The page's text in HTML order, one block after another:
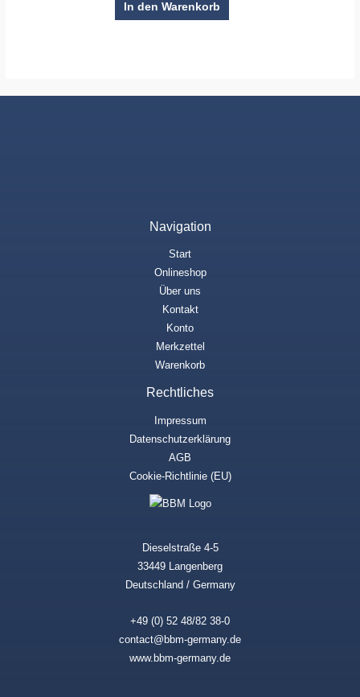
In den Warenkorb
Navigation
Start
Onlineshop
Über uns
Kontakt
Konto
Merkzettel
Warenkorb
Rechtliches
Impressum
Datenschutzerklärung
AGB
Cookie-Richtlinie (EU)
Dieselstraße 4-5
33449 Langenberg
Deutschland / Germany
+49 (0) 52 48/82 38-0
contact@bbm-germany.de
www.bbm-germany.de